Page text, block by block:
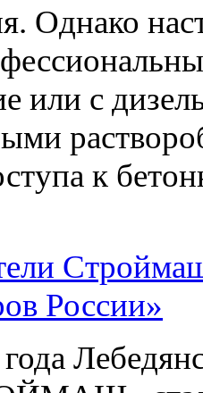
Однако
или с
к
России»